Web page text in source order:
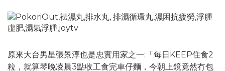
原來大台男星張景淳也是忠實用家之一:「每日KEEP住食2
粒，就算琴晚凌晨3點收工食完車仔麵，今朝上鏡竟然冇包